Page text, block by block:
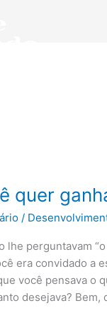
quer
/
lhe perguntavam
era convidado a
você pensava o
desejava?